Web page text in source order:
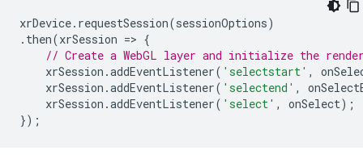
xrDevice. requestSession(sessionOptions)
. then(xrSession => {
// Create a WebGL layer and initialize the
xrSession .addEventListener( 'selectstart' ,
xrSession .addEventListener( 'selectend' ,
xrSession .addEventListener( 'select' , onSelect);
});